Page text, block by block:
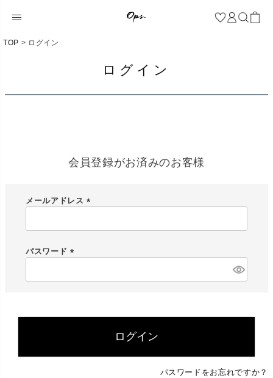
TOP ログイン
ログイン
会員登録がお済みのお客様
メールアドレス
パスワード
ログイン
パスワードをお忘れですか？